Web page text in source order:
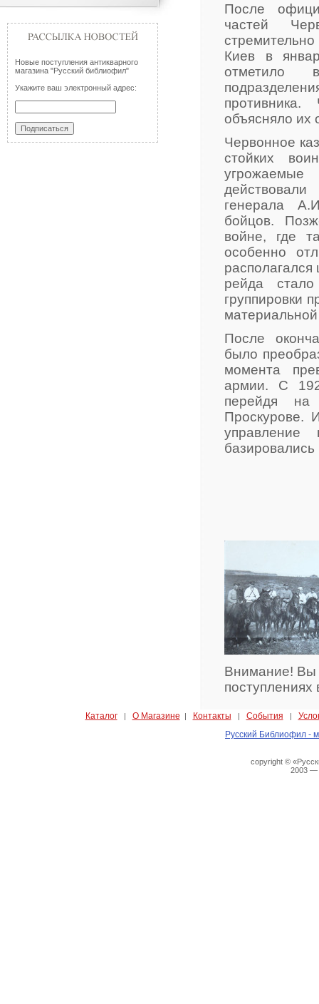
Новые поступления антикварного
магазина "Русский библиофил"
Укажите ваш электронный адрес:
После
частей
Киев в
отметило
объясняло их
Червонное
стойких
генерала
бойцов.
войне, где
особенно
рейда
группировки
После
было
момента
армии. С
перейдя на
Проскурове.
Внимание! Вы
Каталог| О Магазине | Контакты | События |
Русский Библиофил -
copyright ©
2003 —